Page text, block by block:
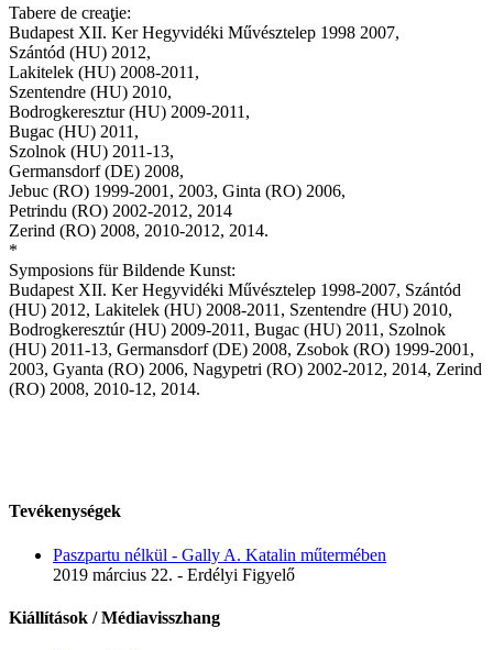
Tabere de creaţie:
Budapest XII. Ker Hegyvidéki Művésztelep 1998 2007,
Szántód (HU) 2012,
Lakitelek (HU) 2008-2011,
Szentendre (HU) 2010,
Bodrogkeresztur (HU) 2009-2011,
Bugac (HU) 2011,
Szolnok (HU) 2011-13,
Germansdorf (DE) 2008,
Jebuc (RO) 1999-2001, 2003, Ginta (RO) 2006,
Petrindu (RO) 2002-2012, 2014
Zerind (RO) 2008, 2010-2012, 2014.
*
Symposions für Bildende Kunst:
Budapest XII. Ker Hegyvidéki Művésztelep 1998-2007, Szántód
(HU) 2012, Lakitelek (HU) 2008-2011, Szentendre (HU) 2010,
Bodrogkeresztúr (HU) 2009-2011, Bugac (HU) 2011, Szolnok
(HU) 2011-13, Germansdorf (DE) 2008, Zsobok (RO) 1999-2001,
2003, Gyanta (RO) 2006, Nagypetri (RO) 2002-2012, 2014, Zerind
(RO) 2008, 2010-12, 2014.
Tevékenységek
Paszpartu nélkül - Gally A. Katalin műtermében
2019 március 22. - Erdélyi Figyelő
Kiállítások / Médiavisszhang